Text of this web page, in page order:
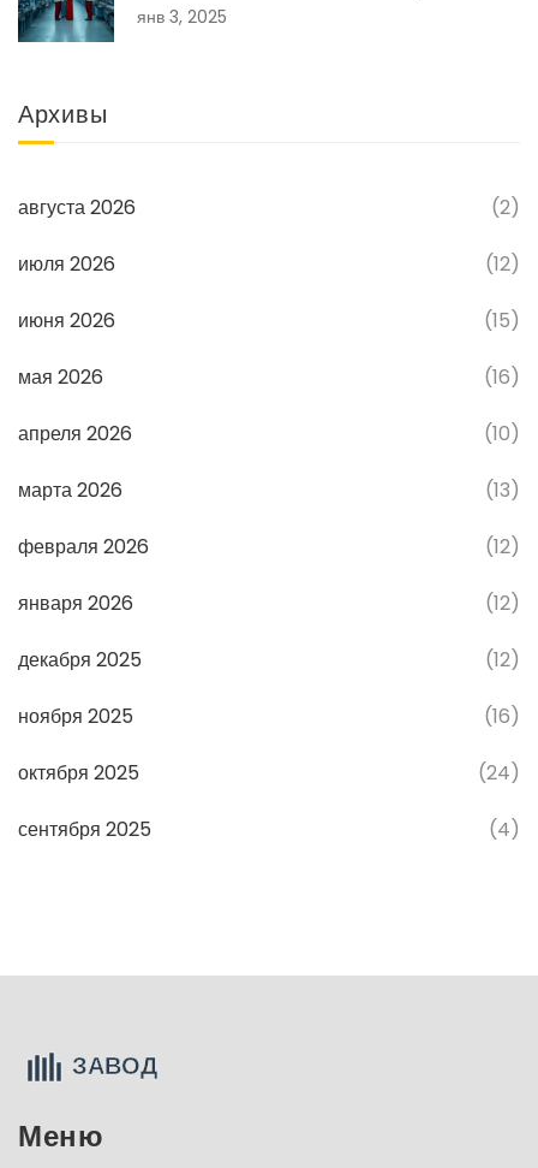
янв 3, 2025
Архивы
августа 2026 (2)
июля 2026 (12)
июня 2026 (15)
мая 2026 (16)
апреля 2026 (10)
марта 2026 (13)
февраля 2026 (12)
января 2026 (12)
декабря 2025 (12)
ноября 2025 (16)
октября 2025 (24)
сентября 2025 (4)
Меню